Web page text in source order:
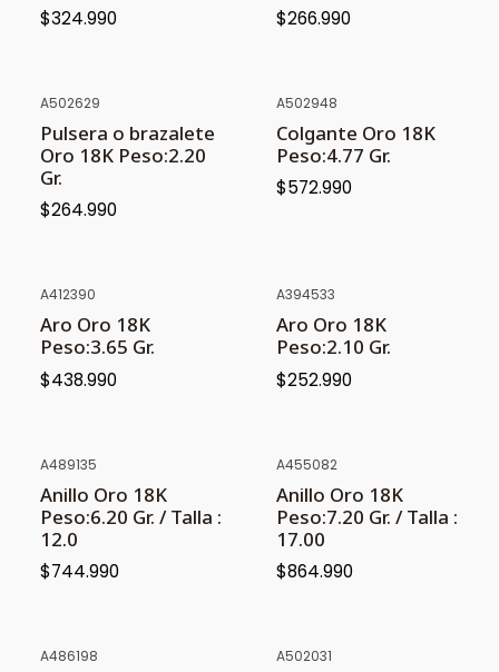
$324.990 $266.990
A502629
Pulsera o brazalete
Oro 18K Peso:2.20
Gr.
$264.990
A502948
Colgante Oro 18K
Peso:4.77 Gr.
$572.990
A412390
Aro Oro 18K
Peso:3.65 Gr.
$438.990
A394533
Aro Oro 18K
Peso:2.10 Gr.
$252.990
A489135
Anillo Oro 18K
Peso:6.20 Gr. / Talla :
12.0
$744.990
A455082
Anillo Oro 18K
Peso:7.20 Gr. / Talla :
17.00
$864.990
A486198 A502031